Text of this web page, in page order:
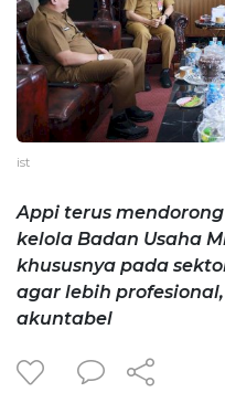
ist
Appi terus
kelola Badan Usaha
khususnya pada
agar lebih
akuntabel